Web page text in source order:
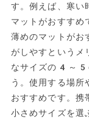
す。例えば、寒い
マットがおすすめ
薄めのマットがお
がしやすというメ
なサイズの4～
う。使用する場所
おすすめです。携
小さめサイズを選